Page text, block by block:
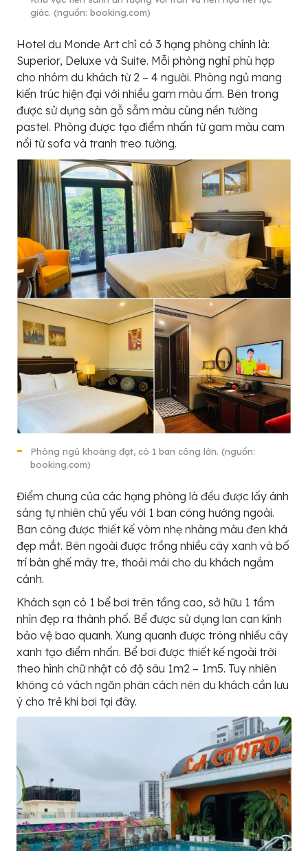
giác. (nguồn: booking.com)
Hotel du Monde Art chỉ có 3 hạng phòng chính là:
Superior, Deluxe và Suite. Mỗi phòng nghỉ phù hợp
cho nhóm du khách từ 2 – 4 người. Phòng ngủ mang
kiến trúc hiện đại với nhiều gam màu ấm. Bên trong
được sử dụng sàn gỗ sẫm màu cùng nền tường
pastel. Phòng được tạo điểm nhấn từ gam màu cam
nổi từ sofa và tranh treo tường.
Phòng ngủ khoáng đạt, có 1 ban công lớn. (nguồn:
booking.com)
Điểm chung của các hạng phòng là đều được lấy ánh
sáng tự nhiên chủ yếu với 1 ban công hướng ngoài.
Ban công được thiết kế vòm nhẹ nhàng màu đen khá
đẹp mắt. Bên ngoài được trồng nhiều cây xanh và bố
trí bàn ghế mây tre, thoải mái cho du khách ngắm
cảnh.
Khách sạn có 1 bể bơi trên tầng cao, sở hữu 1 tầm
nhìn đẹp ra thành phố. Bể được sử dụng lan can kính
bảo vệ bao quanh. Xung quanh được trông nhiều cây
xanh tạo điểm nhấn. Bể bơi được thiết kế ngoài trời
theo hình chữ nhật có độ sâu 1m2 – 1m5. Tuy nhiên
không có vách ngăn phân cách nên du khách cần lưu
ý cho trẻ khi bơi tại đây.